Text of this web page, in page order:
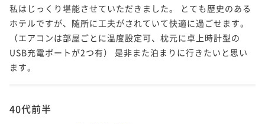
私はじっくり堪能させていただきました。 とても歴史のある
ホテルですが、随所に工夫がされていて快適に過ごせます。
（エアコンは部屋ごとに温度設定可、枕元に卓上時計型の
USB充電ポートが2つ有） 是非また泊まりに行きたいと思い
ます。
40代前半